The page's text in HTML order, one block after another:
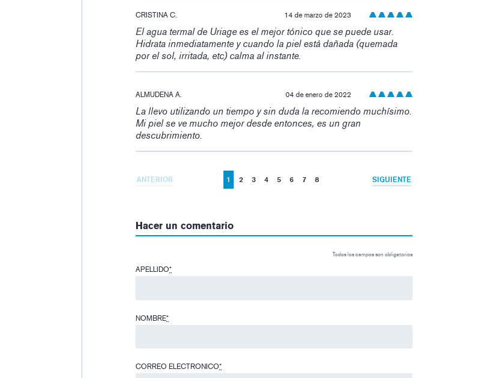
CRISTINA C. 14 de marzo de 2023
El agua termal de Uriage es el mejor tónico que se puede usar.
Hidrata inmediatamente y cuando la piel está dañada (quemada
por el sol, irritada, etc) calma al instante.
ALMUDENA A. 04 de enero de 2022
La llevo utilizando un tiempo y sin duda la recomiendo muchísimo.
Mi piel se ve mucho mejor desde entonces, es un gran
descubrimiento.
ANTERIOR 1 2 3 4 5 6 7 8 SIGUIENTE
Hacer un comentario
Todos los campos son obligatorios
APELLIDO*
NOMBRE*
CORREO ELECTRONICO*